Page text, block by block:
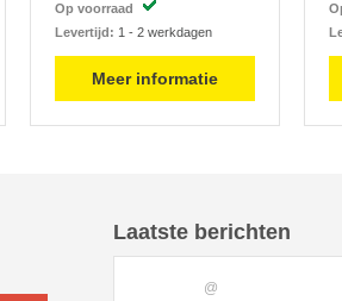
Op voorraad
Levertijd: 1 - 2 werkdagen
Meer informatie
Laatste berichten
@